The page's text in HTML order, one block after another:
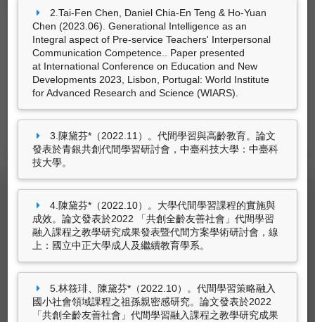
期刊論文 研討會論文 專書
專書部份章節 藝術設計創作及展演
策劃工作 專利 技術轉移
期刊論文
陳黛芬、趙孟婕（2025.03）。超高齡社會與大
學生的距離——代間學習的實踐。
(季刊)，（189），76-86。
陳毓璟、陳黛芬、陳靖垟（2025.02）。樂齡大
學推動代間學習的發展與策略之研究。教育政策
論壇，28（1），95-138。
2.Tai-Fen Chen, Daniel Chia-En Teng & Ho-Yuan
Chen (2023.06). Generational Intelligence as an
Integral aspect of Pre-service Teachers' Interpersonal
Communication Competence.. Paper presented
at International Conference on Education and New
Developments 2023, Lisbon, Portugal: World Institute
for Advanced Research and Science (WIARS).
3.陳黛芬*（2022.11）。代間學習與高齡教育。論文
發表於青銀共創代間學習研討會，中臺科技大學：中臺科
技大學。
4.陳黛芬*（2022.10）。大學代間學習課程的實施與
成效。論文發表於2022 「共創全齡友善社會」代間學習
融入課程之教學研究成果發表暨代間方案學術研討會，線
上：國立中正大學成人及繼續教育學系。
5.林筱琲、陳黛芬*（2022.10）。代間學習策略融入
國小社會領域課程之祖孫親密感研究。論文發表於2022
「共創全齡友善社會」代間學習融入課程之教學研究成果